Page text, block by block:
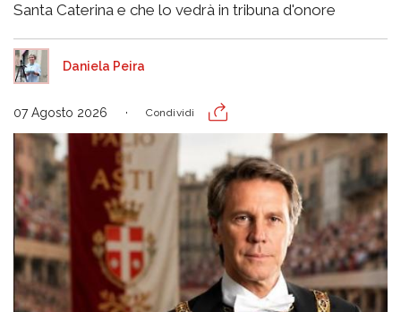
Santa Caterina e che lo vedrà in tribuna d'onore
Daniela Peira
07 Agosto 2026 Condividi